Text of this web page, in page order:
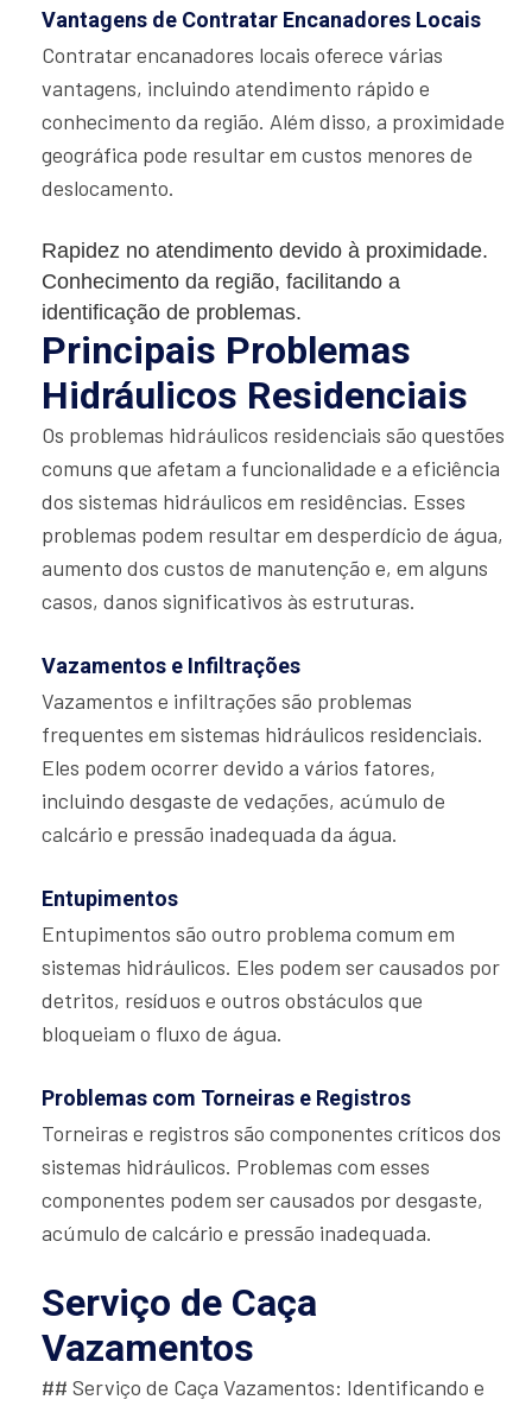
Vantagens de Contratar Encanadores Locais
Contratar encanadores locais oferece várias
vantagens, incluindo atendimento rápido e
conhecimento da região. Além disso, a proximidade
geográfica pode resultar em custos menores de
deslocamento.
Rapidez no atendimento devido à proximidade.
Conhecimento da região, facilitando a
identificação de problemas.
Principais Problemas
Hidráulicos Residenciais
Os problemas hidráulicos residenciais são questões
comuns que afetam a funcionalidade e a eficiência
dos sistemas hidráulicos em residências. Esses
problemas podem resultar em desperdício de água,
aumento dos custos de manutenção e, em alguns
casos, danos significativos às estruturas.
Vazamentos e Infiltrações
Vazamentos e infiltrações são problemas
frequentes em sistemas hidráulicos residenciais.
Eles podem ocorrer devido a vários fatores,
incluindo desgaste de vedações, acúmulo de
calcário e pressão inadequada da água.
Entupimentos
Entupimentos são outro problema comum em
sistemas hidráulicos. Eles podem ser causados por
detritos, resíduos e outros obstáculos que
bloqueiam o fluxo de água.
Problemas com Torneiras e Registros
Torneiras e registros são componentes críticos dos
sistemas hidráulicos. Problemas com esses
componentes podem ser causados por desgaste,
acúmulo de calcário e pressão inadequada.
Serviço de Caça
Vazamentos
## Serviço de Caça Vazamentos: Identificando e